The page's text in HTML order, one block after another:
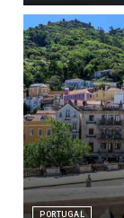
PORTUGAL